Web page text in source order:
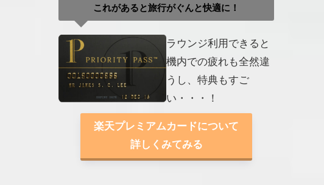
これがあると旅行がぐんと快適に！
ラウンジ利用できると
機内での疲れも全然違
うし、特典もすご
い・・・！
楽天プレミアムカードについて
詳しくみてみる